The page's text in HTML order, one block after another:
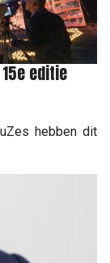
editie
hebben dit